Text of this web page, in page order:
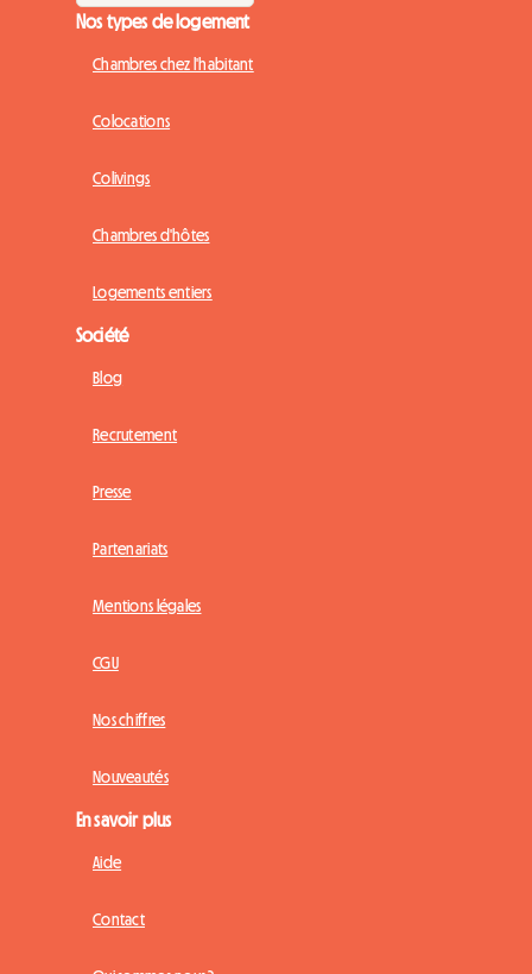
Nos types de logement
Chambres chez l'habitant
Colocations
Colivings
Chambres d'hôtes
Logements entiers
Société
Blog
Recrutement
Presse
Partenariats
Mentions légales
CGU
Nos chiffres
Nouveautés
En savoir plus
Aide
Contact